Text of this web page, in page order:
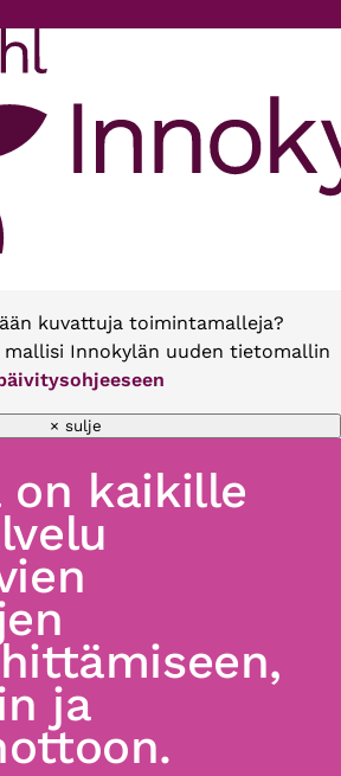
kuvattuja toimintamalleja?
Innokylän uuden tietomallin
× sulje
on kaikille
ja